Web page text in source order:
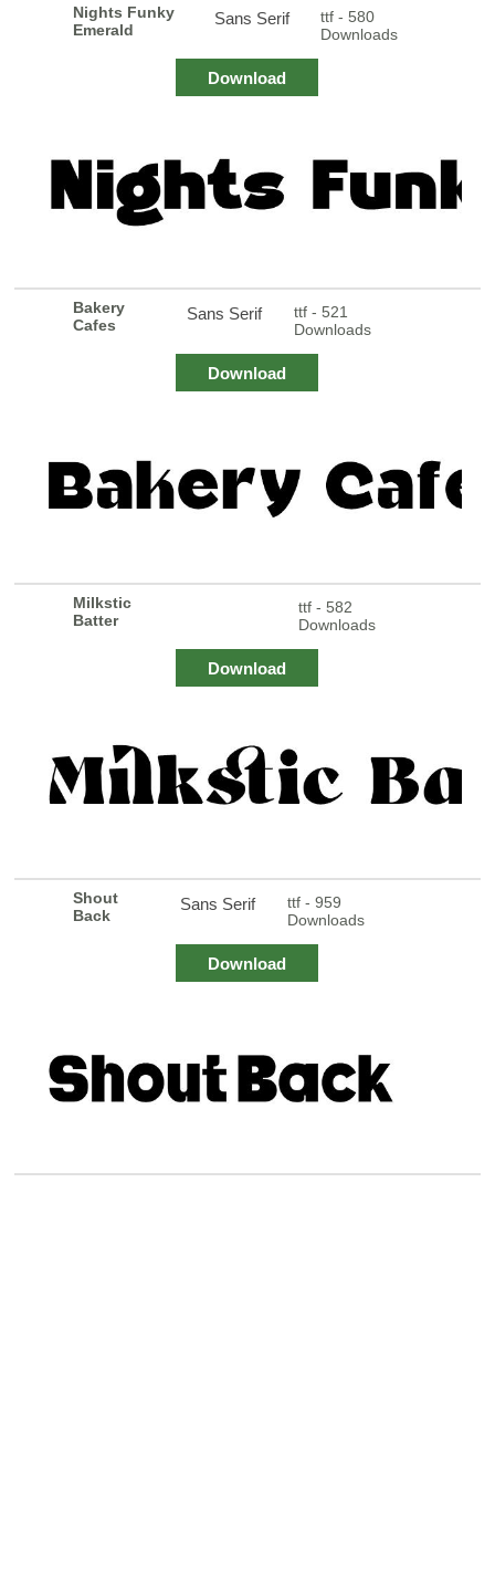
Nights Funky
Emerald
Sans Serif
ttf - 580
Downloads
Download
Bakery
Cafes
Sans Serif
ttf - 521
Downloads
Download
Milkstic
Batter
ttf - 582
Downloads
Download
Shout
Back
Sans Serif
ttf - 959
Downloads
Download